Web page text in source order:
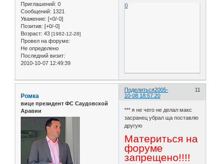
Приглашений: 0
Сообщений: 1321
Уважение: [+0/-0]
Позитив: [+0/-0]
Возраст: 43 [1982-12-28]
Провел на форуме:
Не определено
Последний визит:
2010-10-07 12:49:39
0
Поделиться 11
2005-
10-08 18:57:20
Ромка
вице президент ФС Саудовской
Аравии
*** я не чего не делал макс
засранец убрал ща поставлю
другую
Материться на
форуме
запрещено!!!!